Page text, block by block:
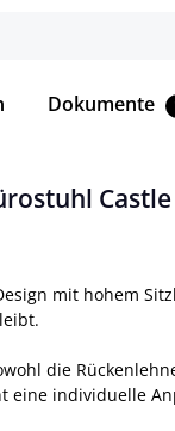
Dokumente
mit hohem
die
eine individuelle